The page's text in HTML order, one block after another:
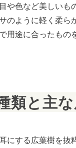
や色など美しい
のように軽く柔
用途に合ったも
類と主
にする広葉樹を抜